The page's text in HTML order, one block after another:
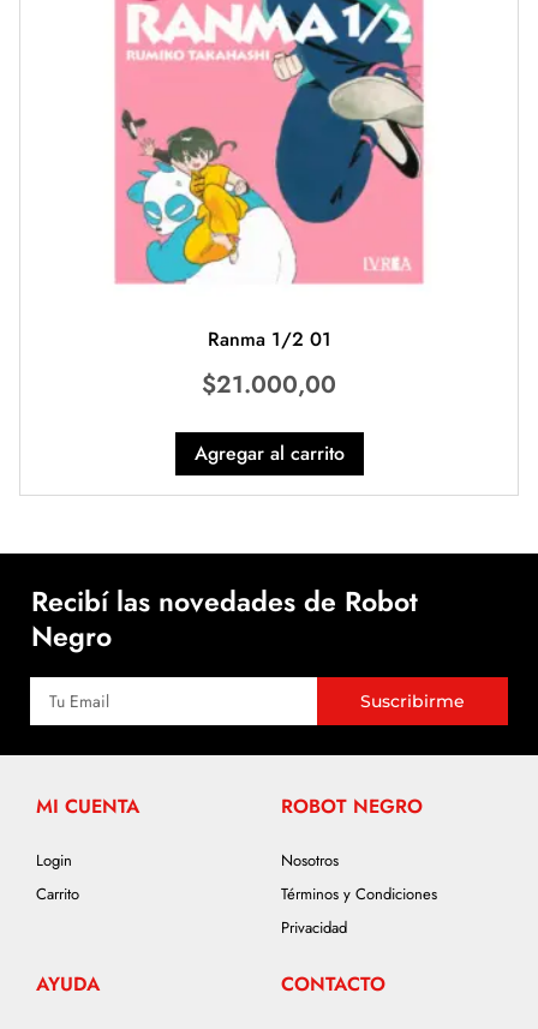
Ranma 1/2 01
$21.000,00
Agregar al carrito
Recibí las novedades de Robot
Negro
Suscribirme
MI CUENTA
Login
Carrito
ROBOT NEGRO
Nosotros
Términos y Condiciones
Privacidad
AYUDA CONTACTO